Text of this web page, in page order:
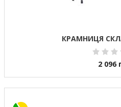
КРАМНИЦЯ
2 096